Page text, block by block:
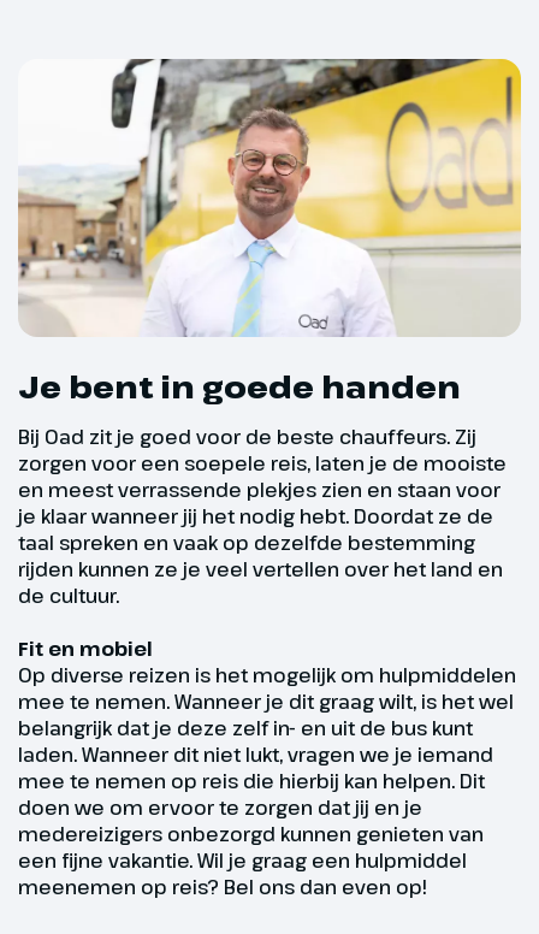
Dag 4
Harrachov & Jelenia Góra
We bezoeken het bergplaatsje
Harrachov, in de winter bekend
als populaire
wintersportbestemming, maar
ook om de al meer dan 300 jaar
oude glasblaastraditie. We
brengen een bezoek aan één van
gemaakt, geslepen en bewerkt.
Vanmiddag brengen we een
bezoek aan het Poolse Jelenia
Góra, ook wel de 'toegangspoort
tot het Reuzengebergte'
genoemd. Het stadje heeft een
kleurrijk historisch centrum met
mooie koopmanshuizen, winkels
Je bent in goede handen
Bij Oad zit je goed voor de beste chauffeurs. Zij
zorgen voor een soepele reis, laten je de mooiste
en meest verrassende plekjes zien en staan voor
je klaar wanneer jij het nodig hebt. Doordat ze de
taal spreken en vaak op dezelfde bestemming
rijden kunnen ze je veel vertellen over het land en
de cultuur.
Fit en mobiel
Op diverse reizen is het mogelijk om hulpmiddelen
mee te nemen. Wanneer je dit graag wilt, is het wel
belangrijk dat je deze zelf in- en uit de bus kunt
laden. Wanneer dit niet lukt, vragen we je iemand
mee te nemen op reis die hierbij kan helpen. Dit
doen we om ervoor te zorgen dat jij en je
medereizigers onbezorgd kunnen genieten van
een fijne vakantie. Wil je graag een hulpmiddel
meenemen op reis? Bel ons dan even op!